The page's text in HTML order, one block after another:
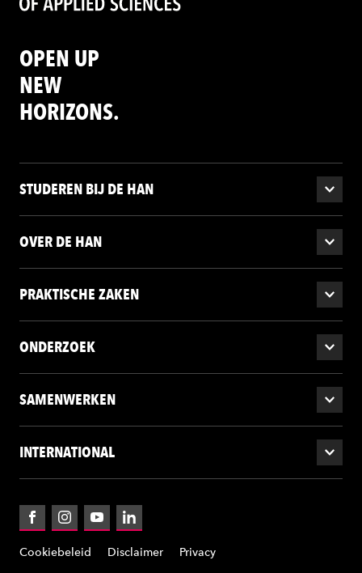
OPEN UP
NEW
HORIZONS.
STUDEREN BIJ DE HAN
OVER DE HAN
PRAKTISCHE ZAKEN
ONDERZOEK
SAMENWERKEN
INTERNATIONAL
FacebookInstagramYouTubeLinkedIn
Cookiebeleid Disclaimer Privacy